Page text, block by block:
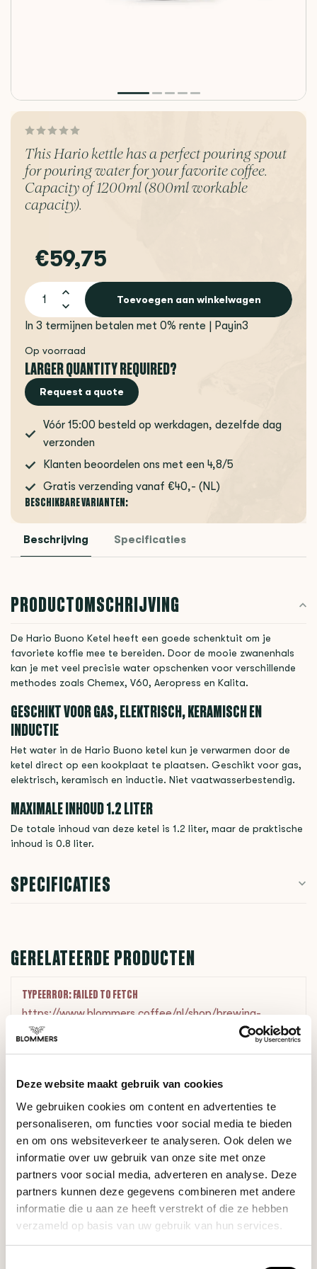
Deze website maakt gebruik van cookies
We gebruiken cookies om content en advertenties te
personaliseren, om functies voor social media te bieden
en om ons websiteverkeer te analyseren. Ook delen we
informatie over uw gebruik van onze site met onze
partners voor social media, adverteren en analyse. Deze
partners kunnen deze gegevens combineren met andere
informatie die u aan ze heeft verstrekt of die ze hebben
verzameld op basis van uw gebruik van hun services.
This Hario kettle has a perfect pouring spout
for pouring water for your favorite coffee.
Capacity of 1200ml (800ml workable
capacity).
€59,75
Toevoegen aan winkelwagen
In 3 termijnen betalen met 0% rente | Payin3
Op voorraad
LARGER QUANTITY REQUIRED?
Request a quote
Vóór 15:00 besteld op werkdagen, dezelfde dag
verzonden
Klanten beoordelen ons met een 4,8/5
Gratis verzending vanaf €40,- (NL)
BESCHIKBARE VARIANTEN:
Beschrijving Specificaties
PRODUCTOMSCHRIJVING
De Hario Buono Ketel heeft een goede schenktuit om je
favoriete koffie mee te bereiden. Door de mooie zwanenhals
kan je met veel precisie water opschenken voor verschillende
methodes zoals Chemex, V60, Aeropress en Kalita.
GESCHIKT VOOR GAS, ELEKTRISCH, KERAMISCH EN
INDUCTIE
Het water in de Hario Buono ketel kun je verwarmen door de
ketel direct op een kookplaat te plaatsen. Geschikt voor gas,
elektrisch, keramisch en inductie. Niet vaatwasserbestendig.
MAXIMALE INHOUD 1.2 LITER
De totale inhoud van deze ketel is 1.2 liter, maar de praktische
inhoud is 0.8 liter.
SPECIFICATIES
GERELATEERDE PRODUCTEN
TYPEERROR: FAILED TO FETCH
https://www.blommers.coffee/nl/shop/brewing-
tools/waterketels/
HULP NODIG BIJ JE KEUZE?
Onze koffie-expert helpt je graag verder!
Stel je vraag
RECENT BEKEKEN